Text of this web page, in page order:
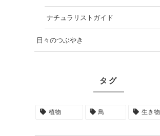
ナチュラリストガイド
日々のつぶやき
タグ
植物 鳥 生き物